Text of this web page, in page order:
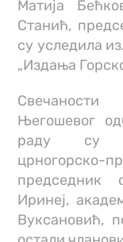
Матија
Станић,
су уследила
„Издања
Његошевог
раду су
председник
Иринеј,
Вуксановић,